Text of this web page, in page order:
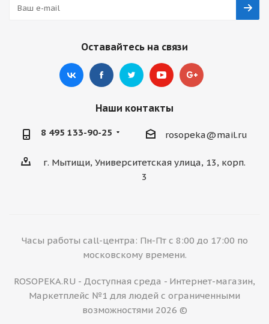
Оставайтесь на связи
Наши контакты
8 495 133-90-25 rosopeka@mail.ru
г. Мытищи, Университетская улица, 13, корп.
3
Часы работы call-центра: Пн-Пт с 8:00 до 17:00 по
московскому времени.
ROSOPEKA.RU - Доступная среда - Интернет-магазин,
Маркетплейс №1 для людей с ограниченными
возможностями 2026 ©